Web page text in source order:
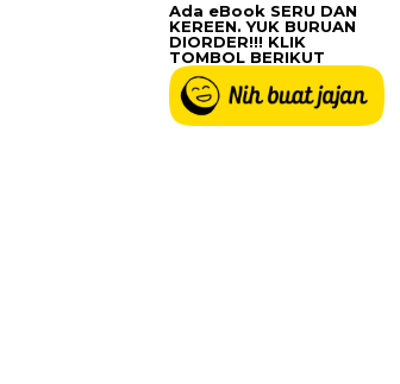
Ada eBook SERU DAN
KEREEN. YUK BURUAN
DIORDER!!! KLIK
TOMBOL BERIKUT